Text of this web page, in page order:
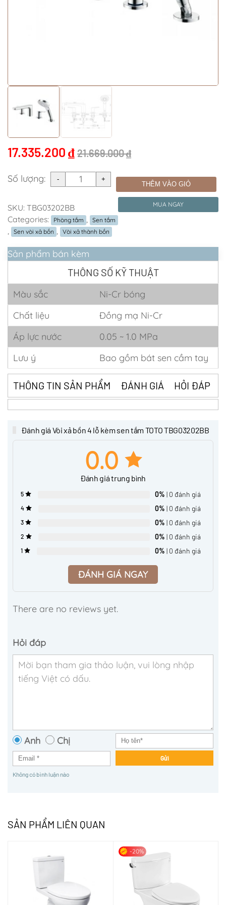
17.335.200 ₫ 21.669.000₫
Số lượng: THÊM VÀO GIỎ
MUA NGAY
SKU: TBG03202BB
Categories:
Phòng tắm Sen tắm
Sen vòi xả bồn Vòi xả thành bồn
Sản phẩm bán kèm
THÔNG SỐ KỸ THUẬT
Màu sắc
Ni-Cr bóng
Chất liệu
Đồng mạ Ni-Cr
Áp lực nước
0.05 ~ 1.0 MPa
Lưu ý
Bao gồm bát sen cầm tay
THÔNG TIN SẢN PHẨM ĐÁNH GIÁ HỎI ĐÁP
Đánh giá Vòi xả bồn 4 lỗ kèm sen tắm TOTO TBG03202BB
0.0
Đánh giá trung bình
5 0% | 0 đánh giá
4 0% | 0 đánh giá
3 0% | 0 đánh giá
2 0% | 0 đánh giá
1 0% | 0 đánh giá
ĐÁNH GIÁ NGAY
There are no reviews yet.
Hỏi đáp
Anh Chị
Gửi
Không có bình luận nào
SẢN PHẨM LIÊN QUAN
-20%